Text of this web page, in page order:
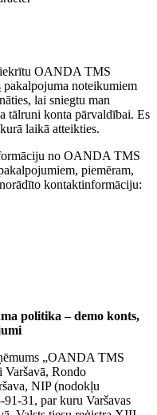
OANDA TMS
pakalpojuma noteikumiem
lai sniegtu man
tālruni konta pārvaldībai. Es
laikā atteikties.
no OANDA TMS
piemēram,
kontaktinformāciju:
politika – demo konts,
„OANDA TMS
Varšavā, Rondo
NIP (nodokļu
31, par kuru Varšavas